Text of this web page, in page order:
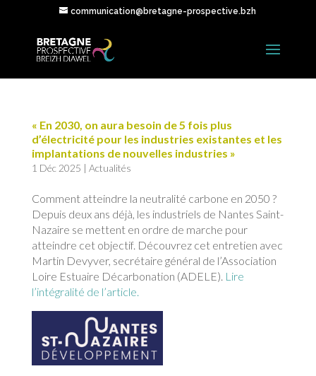
communication@bretagne-prospective.bzh
« En 2030, on aura besoin de 5 fois plus
d’électricité pour les industries existantes et les
implantations de nouvelles industries »
1 Déc 2025 | Actualités
Comment atteindre la neutralité carbone en 2050 ?
Depuis deux ans déjà, les industriels de Nantes Saint-
Nazaire se mettent en ordre de marche pour
atteindre cet objectif. Découvrez cet entretien avec
Martin Devyver, secrétaire général de l’Association
Loire Estuaire Décarbonation (ADELE). Lire
l’intégralité de l’article.